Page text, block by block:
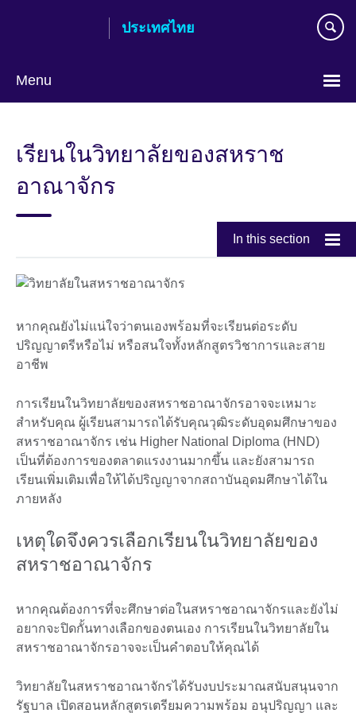
ประเทศไทย
Menu
เรียนในวิทยาลัยของสหราช
อาณาจักร
In this section
หากคุณยังไม่แน่ใจว่าตนเองพร้อมที่จะเรียนต่อระดับ
ปริญญาตรีหรือไม่ หรือสนใจทั้งหลักสูตรวิชาการและสาย
อาชีพ
การเรียนในวิทยาลัยของสหราชอาณาจักรอาจจะเหมาะ
สำหรับคุณ ผู้เรียนสามารถได้รับคุณวุฒิระดับอุดมศึกษาของ
สหราชอาณาจักร เช่น Higher National Diploma (HND)
เป็นที่ต้องการของตลาดแรงงานมากขึ้น และยังสามารถ
เรียนเพิ่มเติมเพื่อให้ได้ปริญญาจากสถาบันอุดมศึกษาได้ใน
ภายหลัง
เหตุใดจึงควรเลือกเรียนในวิทยาลัยของ
สหราชอาณาจักร
หากคุณต้องการที่จะศึกษาต่อในสหราชอาณาจักรและยังไม่
อยากจะปิดกั้นทางเลือกของตนเอง การเรียนในวิทยาลัยใน
สหราชอาณาจักรอาจจะเป็นคำตอบให้คุณได้
วิทยาลัยในสหราชอาณาจักรได้รับงบประมาณสนับสนุนจาก
รัฐบาล เปิดสอนหลักสูตรเตรียมความพร้อม อนุปริญญา และ